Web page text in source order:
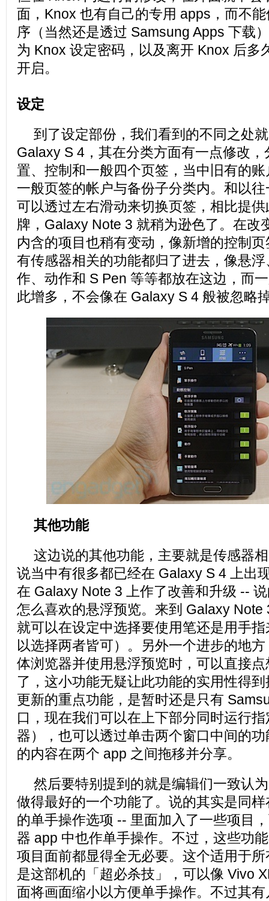
面，Knox 也有自己的专用 apps，而不
序（当然还是透过 Samsung Apps 下载
为 Knox 设定密码，以及离开 Knox 后多
开启。
设定
到了设定部份，我们看到的不同之处
Galaxy S 4，其在分类方面有一点修改
置、控制和一般四个页签，当中旧有的
一般页签的帐户与备份子分类内。和以
可以透过左右滑动来切换页签，相比提
牌，Galaxy Note 3 就稍为逊色了。在改
内含的项目也稍有变动，像新增的控制
有传感器相关的功能都归了进去，像悬
作、动作和 S Pen 等等都放在这边，而
此增多，不会像在 Galaxy S 4 般被忽略
其他功能
这边说的其他功能，主要就是传感器
说当中有很多都已经在 Galaxy S 4 上出
在 Galaxy Note 3 上作了改善和升级 --
怎么喜欢的悬浮预览。来到 Galaxy Note
就可以在设定中选择要使用笔还是用手
以选择两者皆可）。另外一个进步的地
体浏览器并使用悬浮预览时，可以直接
了，这小功能无疑让此功能的实用性得
更新的重点功能，是暂时还是只有
口，现在我们可以在上下部分同时运行
器），也可以透过单击两个窗口中间的
的内容在两个 app 之间拖移并分享。
然后要特别提到的就是编辑们一致认
做得最好的一个功能了。说的其实是同
的单手操作选项 -- 里面加入了一些项目
器 app 中也作单手操作。不过，这些功
项目面前都显得全无必要。这个适用于
是这部机的「超必杀技」，可以像 Vivo
面将画面缩小以方便单手操作。不过其